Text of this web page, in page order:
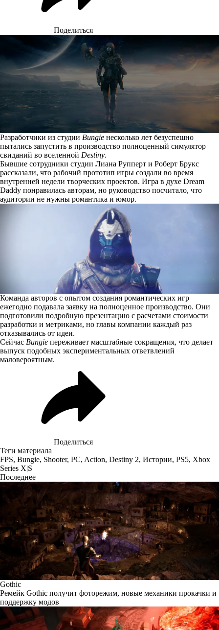
Поделиться
Разработчики из студии Bungie несколько лет безуспешно
пытались запустить в производство полноценный симулятор
свиданий во вселенной Destiny.
Бывшие сотрудники студии Лиана Рупперт и Роберт Брукс
рассказали, что рабочий прототип игры создали во время
внутренней недели творческих проектов. Игра в духе Dream
Daddy понравилась авторам, но руководство посчитало, что
аудитории не нужны романтика и юмор.
Команда авторов с опытом создания романтических игр
ежегодно подавала заявку на полноценное производство. Они
подготовили подробную презентацию с расчетами стоимости
разработки и метриками, но главы компании каждый раз
отказывались от идеи.
Сейчас Bungie переживает масштабные сокращения, что делает
выпуск подобных экспериментальных ответвлений
маловероятным.
Поделиться
Теги материала
FPS, Bungie, Shooter, PC, Action, Destiny 2, Истории, PS5, Xbox
Series X|S
Последнее
Gothic
Ремейк Gothic получит фоторежим, новые механики прокачки и
поддержку модов